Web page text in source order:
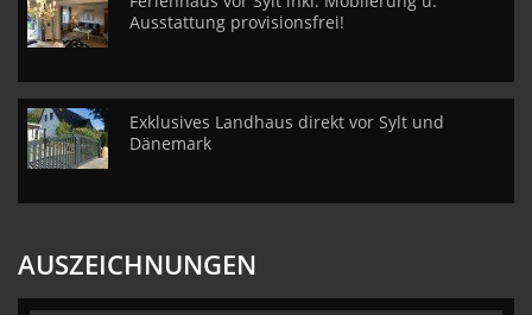
Ausstattung provisionsfrei!
Exklusives Landhaus direkt vor Sylt und
Dänemark
AUSZEICHNUNGEN